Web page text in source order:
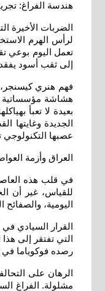
هندسة الفراغ:
الضربات الأخيرة
لرأس الهرم
تعمل اليوم بوعي
إلى ثقب أسود
فهم هنري كيسنجر،
هشاشة مؤسساتية
بعيدة لا تعبأ
الجديدة
عصبها التكنولوجي
العراق وأزمة
في قلب هذه
للقياس، غير أن
اليومية، والصفائح
القرار السيادي
التي تفتقر إلى
رصده فوكوياما في
الرهان على
مشلولة. الفراغ